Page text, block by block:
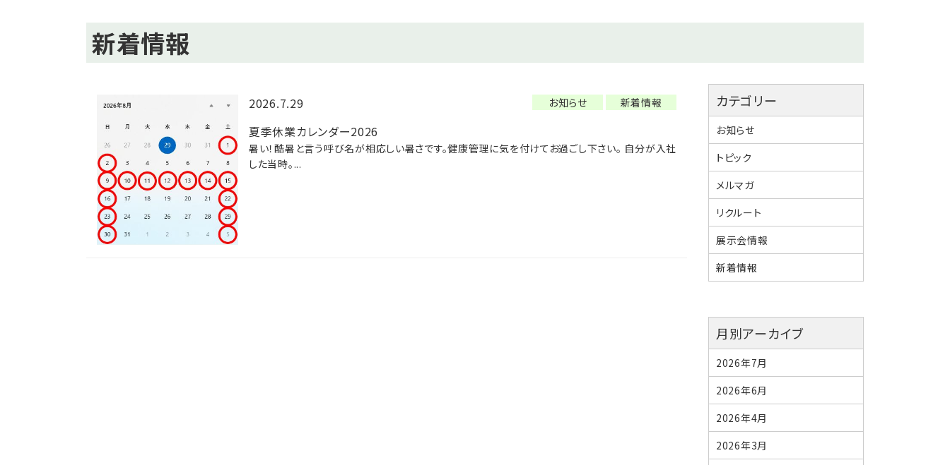
新着情報
お知らせ 新着情報
2026.7.29
夏季休業カレンダー2026
暑い！酷暑と言う呼び名が相応しい暑さです。健康管理に気を付けてお過ごし下さい。 自分が入社
した当時。...
カテゴリー
お知らせ
トピック
メルマガ
リクルート
展示会情報
新着情報
月別アーカイブ
2026年7月
2026年6月
2026年4月
2026年3月